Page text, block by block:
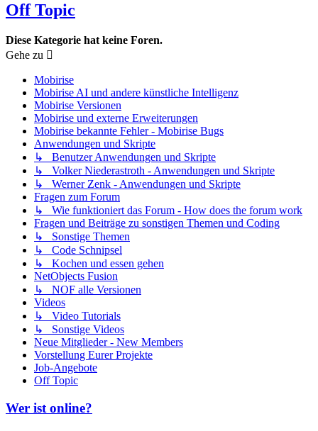
Off Topic
Diese Kategorie hat keine Foren.
Gehe zu
Mobirise
Mobirise AI und andere künstliche Intelligenz
Mobirise Versionen
Mobirise und externe Erweiterungen
Mobirise bekannte Fehler - Mobirise Bugs
Anwendungen und Skripte
↳ Benutzer Anwendungen und Skripte
↳ Volker Niederastroth - Anwendungen und Skripte
↳ Werner Zenk - Anwendungen und Skripte
Fragen zum Forum
↳ Wie funktioniert das Forum - How does the forum work
Fragen und Beiträge zu sonstigen Themen und Coding
↳ Sonstige Themen
↳ Code Schnipsel
↳ Kochen und essen gehen
NetObjects Fusion
↳ NOF alle Versionen
Videos
↳ Video Tutorials
↳ Sonstige Videos
Neue Mitglieder - New Members
Vorstellung Eurer Projekte
Job-Angebote
Off Topic
Wer ist online?